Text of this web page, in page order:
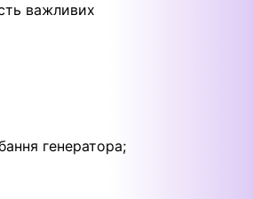
важливих
генератора;